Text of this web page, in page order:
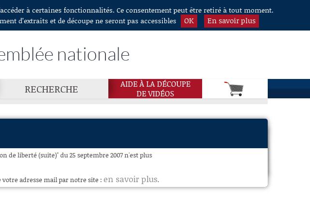
à certaines fonctionnalités. Ce consentement peut être retiré à tout moment.
d’extraits et de découpe ne seront pas accessibles
OK En savoir plus
nationale
RECHERCHE
AIDE À LA DÉCOUPE
DE VIDÉOS
de liberté (suite)" du 25 septembre 2007 n'est plus
votre adresse mail par notre site : en savoir plus.